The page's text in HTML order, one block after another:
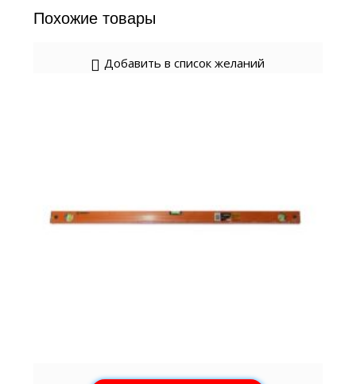
Похожие товары
Добавить в список желаний